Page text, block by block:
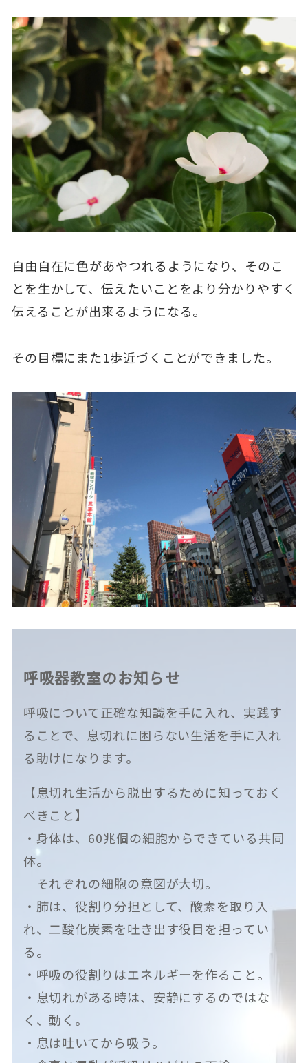
自由自在に色があやつれるようになり、そのこ
とを生かして、伝えたいことをより分かりやすく
伝えることが出来るようになる。
その目標にまた1歩近づくことができました。
呼吸器教室のお知らせ
呼吸について正確な知識を手に入れ、実践す
ることで、息切れに困らない生活を手に入れ
る助けになります。
【息切れ生活から脱出するために知っておく
べきこと】
・身体は、60兆個の細胞からできている共同
体。
それぞれの細胞の意図が大切。
・肺は、役割り分担として、酸素を取り入
れ、二酸化炭素を吐き出す役目を担ってい
る。
・呼吸の役割りはエネルギーを作ること。
・息切れがある時は、安静にするのではな
く、動く。
・息は吐いてから吸う。